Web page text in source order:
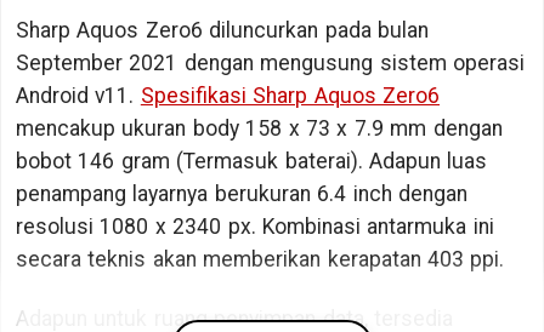
Sharp Aquos Zero6 diluncurkan pada bulan
September 2021 dengan mengusung sistem operasi
Android v11. Spesifikasi Sharp Aquos Zero6
mencakup ukuran body 158 x 73 x 7.9 mm dengan
bobot 146 gram (Termasuk baterai). Adapun luas
penampang layarnya berukuran 6.4 inch dengan
resolusi 1080 x 2340 px. Kombinasi antarmuka ini
secara teknis akan memberikan kerapatan 403 ppi.
Adapun untuk ruang penyimpan data, tersedia